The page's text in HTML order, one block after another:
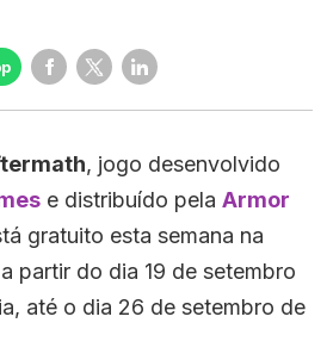
, jogo desenvolvido
e distribuído pela Armor
gratuito esta semana na
a partir do dia 19 de setembro
até o dia 26 de setembro de